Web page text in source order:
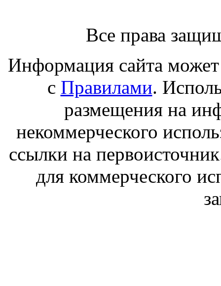
Все права
Информация сайта может
с Правилами.
размещения на
некоммерческого
ссылки на
для коммерческого